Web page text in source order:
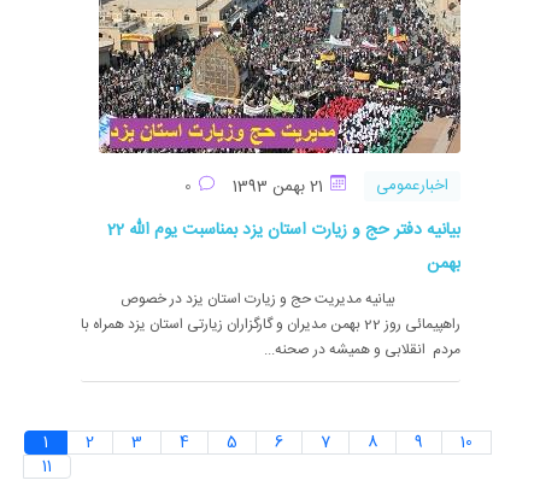
اخبارعمومی
بیانیه دفتر حج و زیارت استان یزد بمناسبت یوم الله 22
بهمن
بیانیه مدیریت حج و زیارت استان یزد در خصوص
راهپیمائی روز 22 بهمن مدیران و گارگزاران زیارتی استان یزد همراه با
مردم انقلابی و همیشه در صحنه...
1 2 3 4 5 6 7 8 9
10
11